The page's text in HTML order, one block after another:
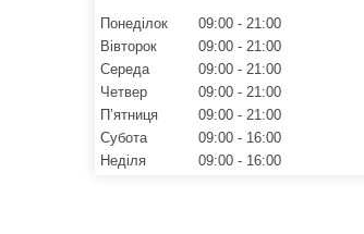
Понеділок 09:00
21:00
Вівторок
09:00
21:00
Середа
09:00
21:00
Четвер
09:00
21:00
Пʼятниця
09:00
21:00
Субота
09:00
16:00
Неділя
09:00 16:00